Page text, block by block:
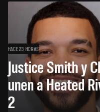
HACE 23 HORAS
Justice Smith y
unen a Heated
2